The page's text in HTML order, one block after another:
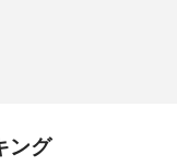
ング